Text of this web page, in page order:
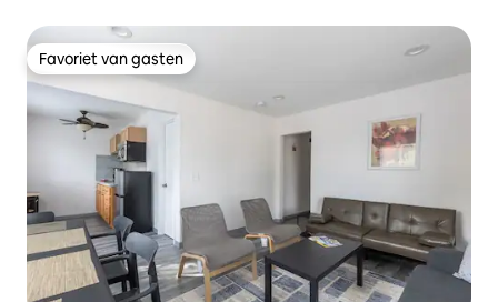
Favoriet van gasten
Favoriet van gasten